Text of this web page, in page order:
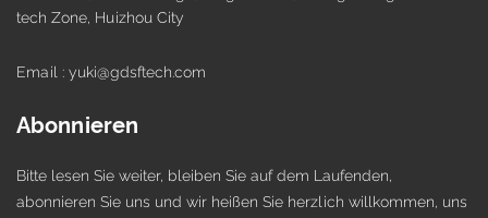
tech Zone, Huizhou City
Email : yuki@gdsftech.com
Abonnieren
Bitte lesen Sie weiter, bleiben Sie auf dem Laufenden,
abonnieren Sie uns und wir heißen Sie herzlich willkommen, uns